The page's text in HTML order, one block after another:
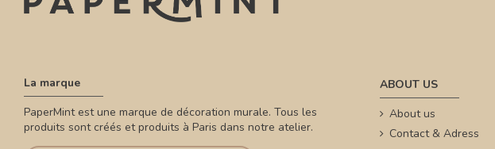
La marque
PaperMint est une marque de décoration murale. Tous les
produits sont créés et produits à Paris dans notre atelier.
ABOUT US
About us
Contact & Adress